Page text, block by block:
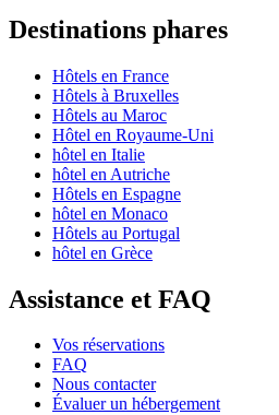
Destinations phares
Hôtels en France
Hôtels à Bruxelles
Hôtels au Maroc
Hôtel en Royaume-Uni
hôtel en Italie
hôtel en Autriche
Hôtels en Espagne
hôtel en Monaco
Hôtels au Portugal
hôtel en Grèce
Assistance et FAQ
Vos réservations
FAQ
Nous contacter
Évaluer un hébergement